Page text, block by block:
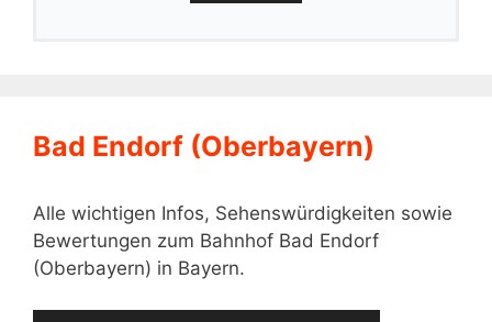
Bad Endorf (Oberbayern)
Alle wichtigen Infos, Sehenswürdigkeiten sowie
Bewertungen zum Bahnhof Bad Endorf
(Oberbayern) in Bayern.